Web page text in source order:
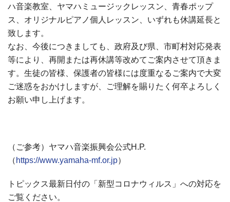
ハ音楽教室、ヤマハミュージックレッスン、青春ポップ
ス、オリジナルピアノ個人レッスン、いずれも休講延長と
致します。
なお、今後につきましても、政府及び県、市町村対応発表
等により、再開または再休講等改めてご案内させて頂きま
す。生徒の皆様、保護者の皆様には度重なるご案内で大変
ご迷惑をおかけしますが、ご理解を賜りたく何卒よろしく
お願い申し上げます。
（ご参考）ヤマハ音楽振興会公式H.P.
（ https://www.yamaha-mf.or.jp）
トピックス最新日付の「新型コロナウィルス」への対応を
ご覧ください。